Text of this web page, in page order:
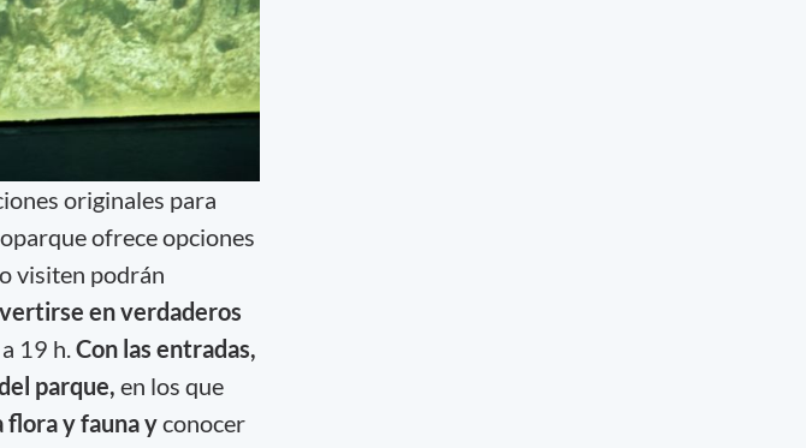
originales para
ofrece opciones
visiten podrán
en verdaderos
19 h.Con las entradas,
parque, en los que
flora y fauna yconocer